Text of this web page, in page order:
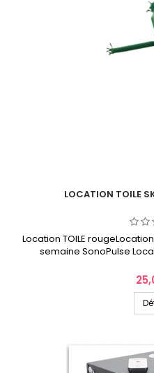
LOCATION TOILE
Location TOILE
semaine SonoPulse
Prix